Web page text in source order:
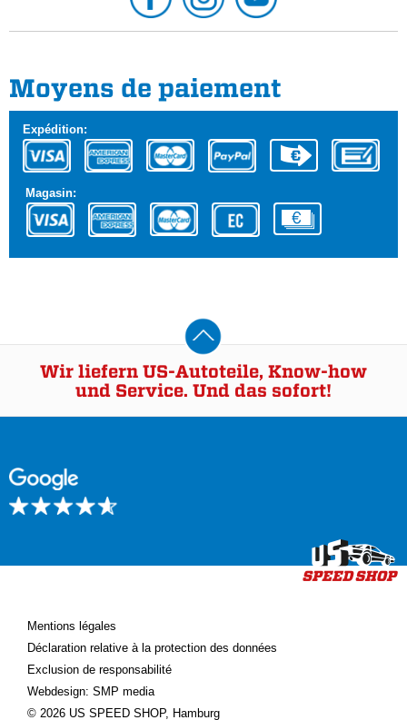
Moyens de paiement
Expédition:
Magasin:
Wir liefern US-Autoteile, Know-how
und Service. Und das sofort!
Mentions légales
Déclaration relative à la protection des données
Exclusion de responsabilité
Webdesign: SMP media
© 2026 US SPEED SHOP, Hamburg